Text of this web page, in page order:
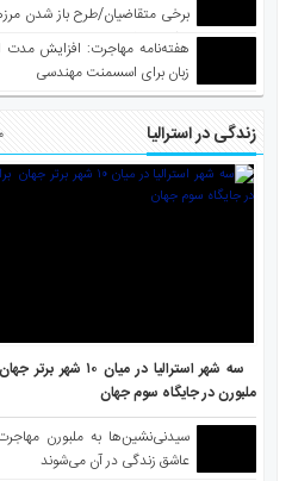
برخی متقاضیان/طرح باز شدن
واکسینه شده
هفته‌نامه مهاجرت: افزایش مدت
زبان برای اسسمنت مهندسی
زندگی در استرالیا
سه شهر استرالیا در میان
ملبورن در جایگاه سوم جهان
سیدنی‌نشین‌ها به ملبورن
عاشق زندگی در آن می‌شوند